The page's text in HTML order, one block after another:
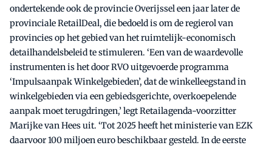
ondertekende ook de provincie Overijssel een jaar later de
provinciale RetailDeal, die bedoeld is om de regierol van
provincies op het gebied van het ruimtelijk-economisch
detailhandelsbeleid te stimuleren. ‘Een van de waardevolle
instrumenten is het door RVO uitgevoerde programma
‘Impulsaanpak Winkelgebieden’, dat de winkelleegstand in
winkelgebieden via een gebiedsgerichte, overkoepelende
aanpak moet terugdringen,’ legt Retailagenda-voorzitter
Marijke van Hees uit. ‘Tot 2025 heeft het ministerie van EZK
daarvoor 100 miljoen euro beschikbaar gesteld. In de eerste